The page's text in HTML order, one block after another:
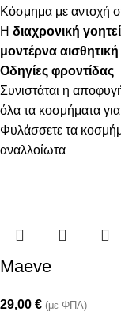
Κόσμημα με αντοχή
Η διαχρονική
μοντέρνα αισθητική
Οδηγίες φροντίδας
Συνιστάται η
όλα τα κοσμήματα
Φυλάσσετε τα
αναλλοίωτα
Maeve
29,00 € (με ΦΠΑ)